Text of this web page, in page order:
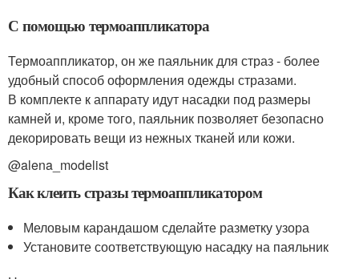
С помощью термоаппликатора
Термоаппликатор, он же паяльник для страз - более
удобный способ оформления одежды стразами.
В комплекте к аппарату идут насадки под размеры
камней и, кроме того, паяльник позволяет безопасно
декорировать вещи из нежных тканей или кожи.
@alena_modelist
Как клеить стразы термоаппликатором
Меловым карандашом сделайте разметку узора
Установите соответствующую насадку на паяльник